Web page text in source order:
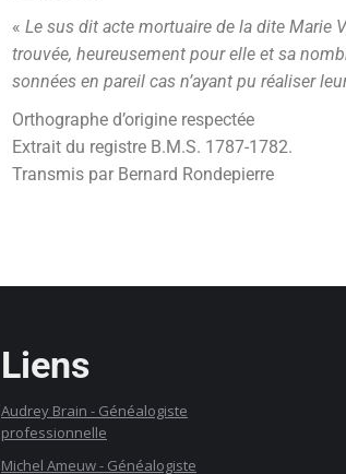
« Le sus dit acte mortuaire de la dite Marie
trouvée, heureusement pour elle et sa
sonnées en pareil cas n’ayant pu réaliser
Orthographe d’origine respectée
Extrait du registre B.M.S. 1787-1782.
Transmis par Bernard Rondepierre
Liens
Audrey Brain - Généalogiste
professionnelle
Michel Ameuw - Généalogiste